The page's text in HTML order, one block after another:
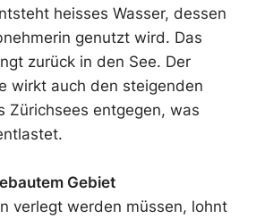
heisses Wasser, dessen
genutzt wird. Das
zurück in den See. Der
wirkt auch den steigenden
Zürichsees entgegen, was
Gebiet
verlegt werden müssen, lohnt